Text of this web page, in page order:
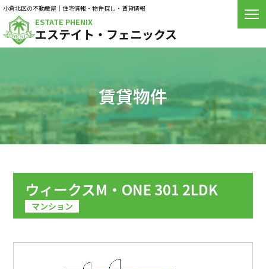
小倉北区の不動産屋｜住宅情報・物件探し・賃貸情報
ESTATE PHENIX
エステイト・フェニックス
賃貸物件
ウィークスM・ONE 301 2LDK
マンション